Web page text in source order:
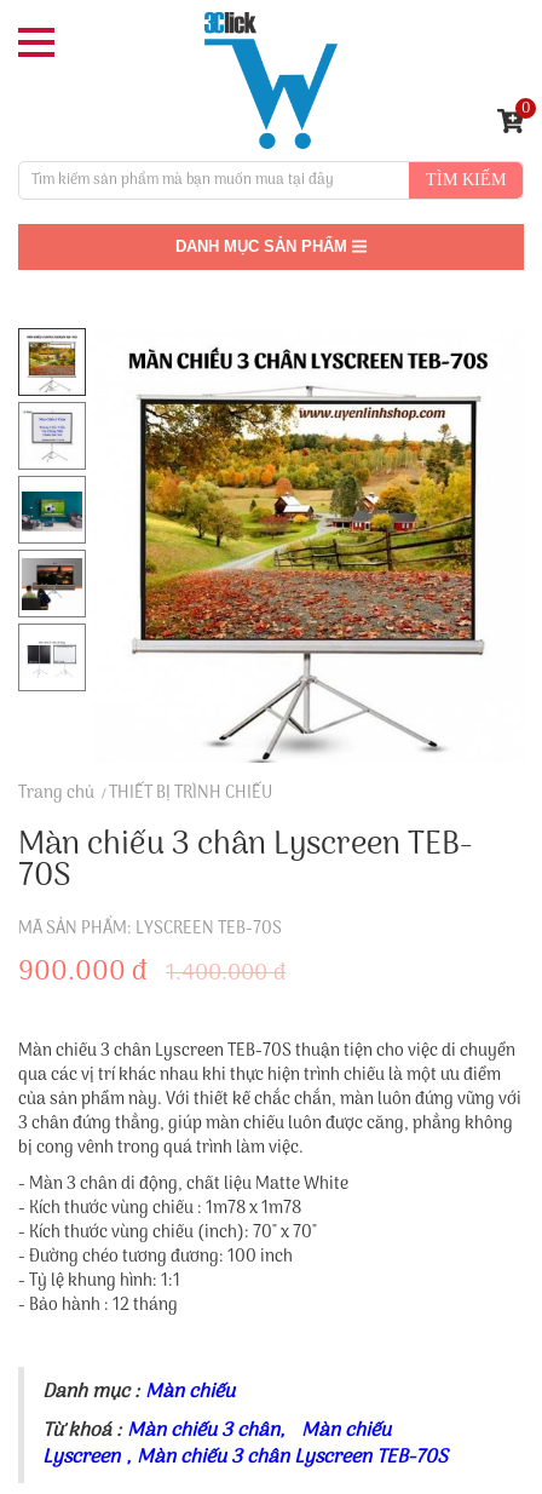
TÌM KIẾM
0
DANH MỤC SẢN PHẨM
Trang chủ THIẾT BỊ TRÌNH CHIẾU
Màn chiếu 3 chân Lyscreen TEB-
70S
MÃ SẢN PHẨM: LYSCREEN TEB-70S
900.000 đ 1.400.000 đ
Màn chiếu 3 chân Lyscreen TEB-70S thuận tiện cho việc di chuyển
qua các vị trí khác nhau khi thực hiện trình chiếu là một ưu điểm
của sản phẩm này. Với thiết kế chắc chắn, màn luôn đứng vững với
3 chân đứng thẳng, giúp màn chiếu luôn được căng, phẳng không
bị cong vênh trong quá trình làm việc.
- Màn 3 chân di động, chất liệu Matte White
- Kích thước vùng chiếu : 1m78 x 1m78
- Kích thước vùng chiếu (inch): 70" x 70"
- Đường chéo tương đương: 100 inch
- Tỷ lệ khung hình: 1:1
- Bảo hành : 12 tháng
Danh mục :Màn chiếu
Từ khoá :Màn chiếu 3 chân, Màn chiếu
Lyscreen, Màn chiếu 3 chân Lyscreen TEB-70S